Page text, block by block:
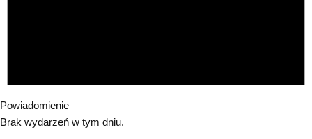
Powiadomienie
Brak wydarzeń w tym dniu.